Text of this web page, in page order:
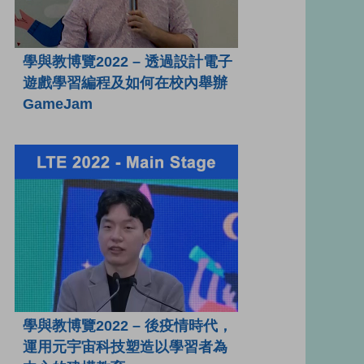
學與教博覽2022 – 透過設計電子
遊戲學習編程及如何在校內舉辦
GameJam
學與教博覽2022 – 後疫情時代，
運用元宇宙科技塑造以學習者為